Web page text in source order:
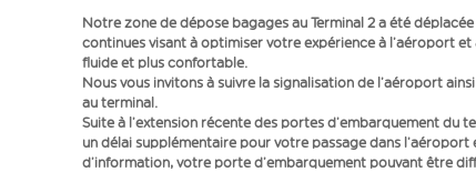
Notre zone de dépose bagages au Terminal 2 a été
continues visant à optimiser votre expérience à l’aéroport
fluide et plus confortable.
Nous vous invitons à suivre la signalisation de l’aéroport
au terminal.
Suite à l’extension récente des portes d’embarquement du
un délai supplémentaire pour votre passage dans
d’information, votre porte d’embarquement pouvant être